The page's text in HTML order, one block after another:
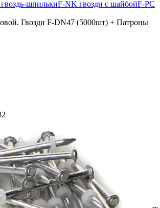
шпилькиF-NK гвозди с шайбойF-PC
Гвозди F-DN47 (5000шт) + Патроны